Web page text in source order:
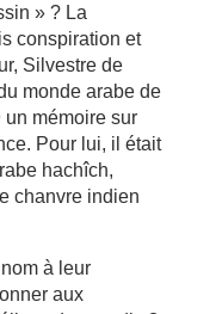
» ? La
conspiration et
Silvestre de
monde arabe de
mémoire sur
Pour lui, il était
hachîch,
chanvre indien
à leur
aux